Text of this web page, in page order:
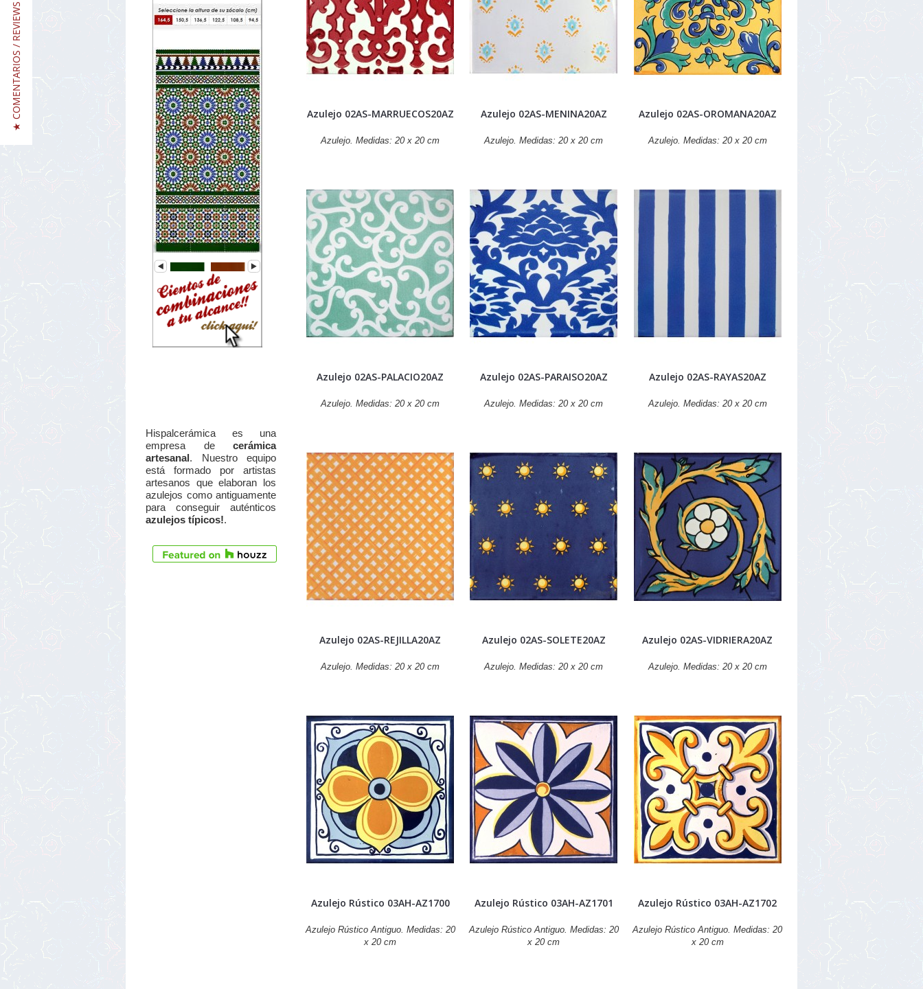
Hispalcerámica es una
empresa de cerámica
artesanal . Nuestro equipo
está formado por artistas
artesanos que elaboran los
azulejos como antiguamente
para conseguir auténticos
azulejos típicos!.
Azulejo 02AS-MARRUECOS20AZ
Azulejo. Medidas: 20 x 20 cm
Azulejo 02AS-MENINA20AZ
Azulejo. Medidas: 20 x 20 cm
Azulejo 02AS-OROMANA20AZ
Azulejo. Medidas: 20 x 20 cm
Azulejo 02AS-PALACIO20AZ
Azulejo. Medidas: 20 x 20 cm
Azulejo 02AS-PARAISO20AZ
Azulejo. Medidas: 20 x 20 cm
Azulejo 02AS-RAYAS20AZ
Azulejo. Medidas: 20 x 20 cm
Azulejo 02AS-REJILLA20AZ
Azulejo. Medidas: 20 x 20 cm
Azulejo 02AS-SOLETE20AZ
Azulejo. Medidas: 20 x 20 cm
Azulejo 02AS-VIDRIERA20AZ
Azulejo. Medidas: 20 x 20 cm
Azulejo Rústico 03AH-AZ1700
Azulejo Rústico Antiguo. Medidas: 20
x 20 cm
Azulejo Rústico 03AH-AZ1701
Azulejo Rústico Antiguo. Medidas: 20
x 20 cm
Azulejo Rústico 03AH-AZ1702
Azulejo Rústico Antiguo. Medidas: 20
x 20 cm
★ COMENTARIOS / REVIEWS